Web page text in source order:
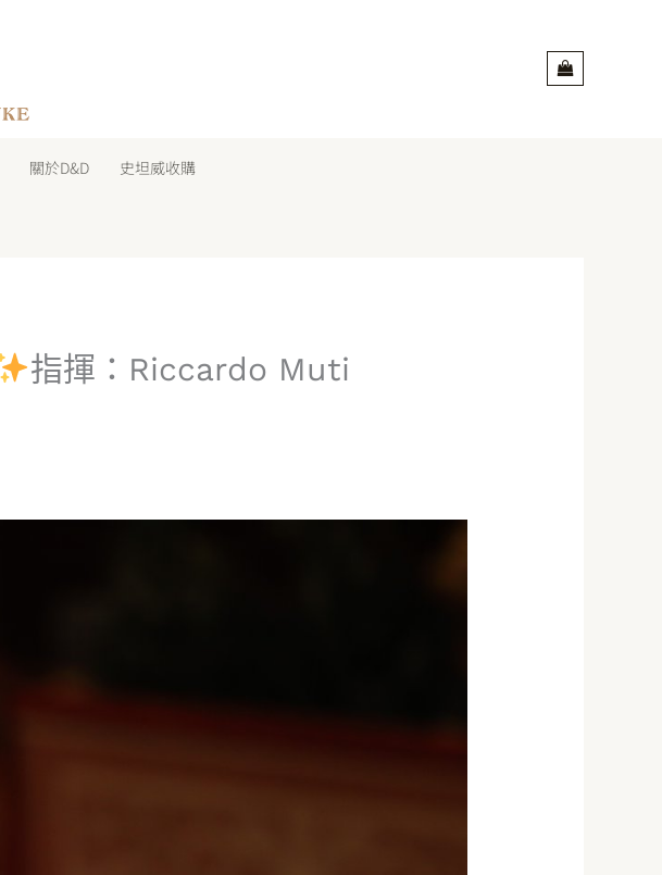
關於D&D 史坦威收購
指揮：Riccardo Muti